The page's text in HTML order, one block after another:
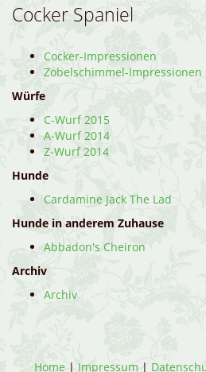
Cocker Spaniel
Cocker-Impressionen
Zobelschimmel-Impressionen
Würfe
C-Wurf 2015
A-Wurf 2014
Z-Wurf 2014
Hunde
Cardamine Jack The Lad
Hunde in anderem Zuhause
Abbadon's Cheiron
Archiv
Archiv
Home | Impressum |